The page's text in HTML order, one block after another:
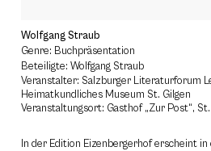
Wolfgang Straub
Genre: Buchpräsentation
Beteiligte: Wolfgang Straub
Veranstalter: Salzburger Literaturforum
Heimatkundliches Museum St. Gilgen
Veranstaltungsort: Gasthof „Zur Post“, St.
In der Edition Eizenbergerhof erscheint